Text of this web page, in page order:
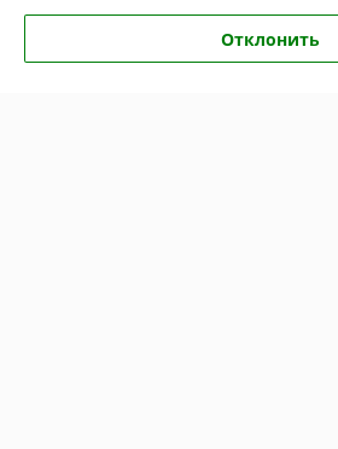
Политика обработки cookies
Сайт создан на платформе Deal.by
Отклонить